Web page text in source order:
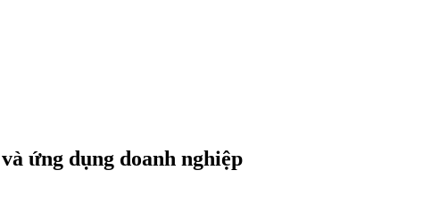
ứng dụng doanh nghiệp